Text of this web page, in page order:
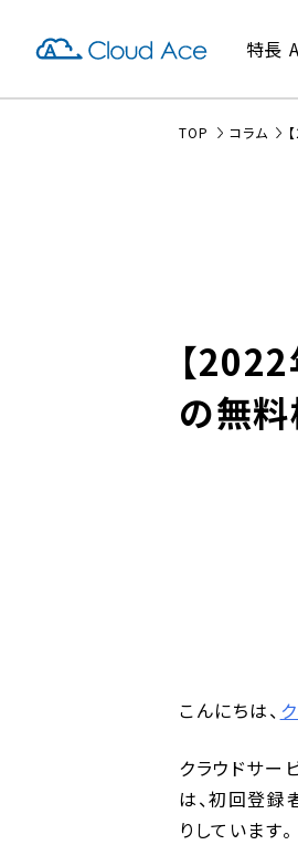
特長
TOP コラム
【
の無
こんにちは、
クラウドサー
は、初回登録
りしています。